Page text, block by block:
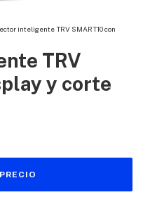
inteligente TRV SMART10 con
TRV
y corte